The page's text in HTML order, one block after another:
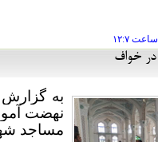
ساعت ۱۲:۷
خواف
به
نهضت
مساجد